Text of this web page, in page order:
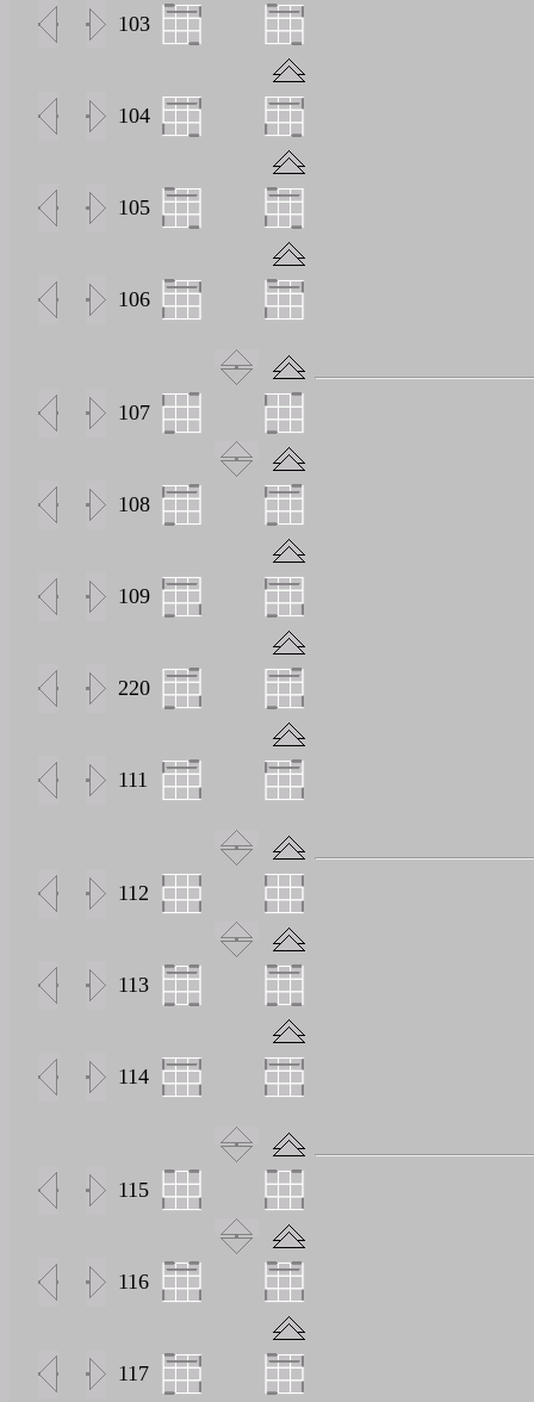
103
104
105
106
107
108
109
220
111
112
113
114
115
116
117